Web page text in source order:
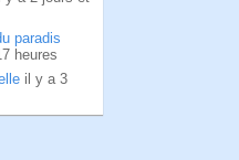
paradis
heures
il y a 3